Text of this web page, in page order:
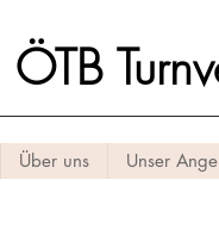
ÖTB
Über uns Unser